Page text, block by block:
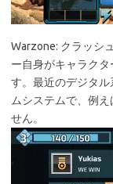
Warzone: クラッシ
ー自身がキャラク
す。最近のデジタ
ムシステムで、例
せん。